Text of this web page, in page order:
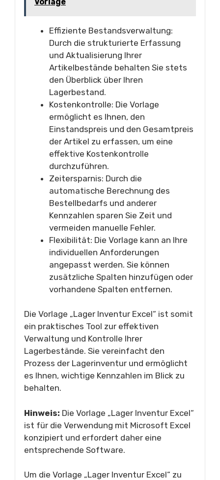
Effiziente Bestandsverwaltung:
Durch die strukturierte Erfassung
und Aktualisierung Ihrer
Artikelbestände behalten Sie stets
den Überblick über Ihren
Lagerbestand.
Kostenkontrolle: Die Vorlage
ermöglicht es Ihnen, den
Einstandspreis und den Gesamtpreis
der Artikel zu erfassen, um eine
effektive Kostenkontrolle
durchzuführen.
Zeitersparnis: Durch die
automatische Berechnung des
Bestellbedarfs und anderer
Kennzahlen sparen Sie Zeit und
vermeiden manuelle Fehler.
Flexibilität: Die Vorlage kann an Ihre
individuellen Anforderungen
angepasst werden. Sie können
zusätzliche Spalten hinzufügen oder
vorhandene Spalten entfernen.
Die Vorlage „Lager Inventur Excel“ ist somit
ein praktisches Tool zur effektiven
Verwaltung und Kontrolle Ihrer
Lagerbestände. Sie vereinfacht den
Prozess der Lagerinventur und ermöglicht
es Ihnen, wichtige Kennzahlen im Blick zu
behalten.
Hinweis: Die Vorlage „Lager Inventur Excel“
ist für die Verwendung mit Microsoft Excel
konzipiert und erfordert daher eine
entsprechende Software.
Um die Vorlage „Lager Inventur Excel“ zu